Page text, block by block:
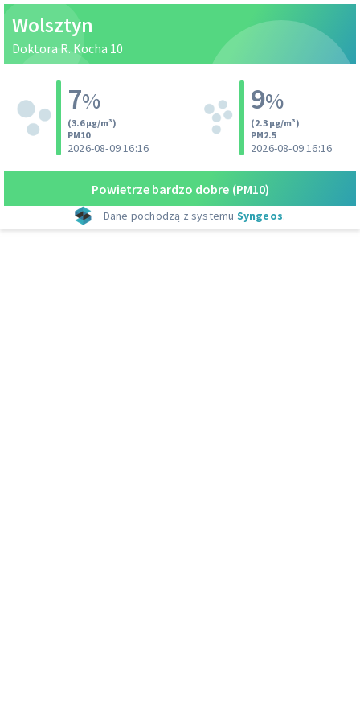
Wolsztyn
Doktora R. Kocha 10
7%
(3.6 µg/m³)
PM10
2026-08-09 16:16
9%
(2.3 µg/m³)
PM2.5
2026-08-09 16:16
Powietrze bardzo dobre (PM10)
Dane pochodzą z systemu Syngeos.